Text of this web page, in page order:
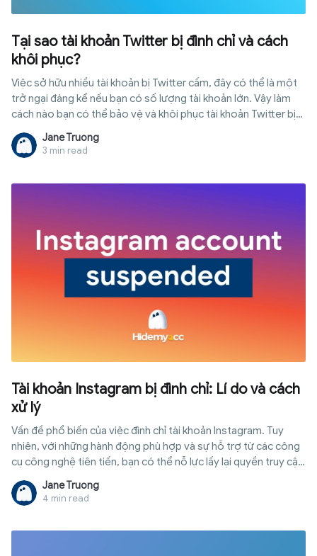
Tại sao tài khoản Twitter bị đình chỉ và cách
khôi phục?
Việc sở hữu nhiều tài khoản bị Twitter cấm, đây có thể là một
trở ngại đáng kể nếu bạn có số lượng tài khoản lớn. Vậy làm
cách nào bạn có thể bảo vệ và khôi phục tài khoản Twitter bị
đình chỉ? Hãy cùng tìm hiểu trong bài viết dưới đây.
Jane Truong
3 min read
Tài khoản Instagram bị đình chỉ: Lí do và cách
xử lý
Vấn đề phổ biến của việc đình chỉ tài khoản Instagram. Tuy
nhiên, với những hành động phù hợp và sự hỗ trợ từ các công
cụ công nghệ tiên tiến, bạn có thể nỗ lực lấy lại quyền truy cập
vào tài khoản của mình và tiếp tục chia sẻ nội dung của mình
Jane Truong
4 min read